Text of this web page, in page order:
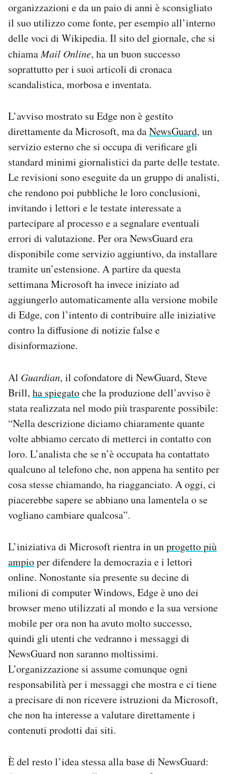
organizzazioni e da un paio di anni è sconsigliato
il suo utilizzo come fonte, per esempio all’interno
delle voci di Wikipedia. Il sito del giornale, che si
chiamaMail Online, ha un buon successo
soprattutto per i suoi articoli di cronaca
scandalistica, morbosa e inventata.
L’avviso mostrato su Edge non è gestito
direttamente da Microsoft, ma daNewsGuard, un
servizio esterno che si occupa di verificare gli
standard minimi giornalistici da parte delle testate.
Le revisioni sono eseguite da un gruppo di analisti,
che rendono poi pubbliche le loro conclusioni,
invitando i lettori e le testate interessate a
partecipare al processo e a segnalare eventuali
errori di valutazione. Per ora NewsGuard era
disponibile come servizio aggiuntivo, da installare
tramite un’estensione. A partire da questa
settimana Microsoft ha invece iniziato ad
aggiungerlo automaticamente alla versione mobile
di Edge, con l’intento di contribuire alle iniziative
contro la diffusione di notizie false e
disinformazione.
Al Guardian, il cofondatore di NewGuard, Steve
Brill, ha spiegatoche la produzione dell’avviso è
stata realizzata nel modo più trasparente possibile:
“Nella descrizione diciamo chiaramente quante
volte abbiamo cercato di metterci in contatto con
loro. L’analista che se n’è occupata ha contattato
qualcuno al telefono che, non appena ha sentito per
cosa stesse chiamando, ha riagganciato. A oggi, ci
piacerebbe sapere se abbiano una lamentela o se
vogliano cambiare qualcosa”.
L’iniziativa di Microsoft rientra in unprogetto più
ampioper difendere la democrazia e i lettori
online. Nonostante sia presente su decine di
milioni di computer Windows, Edge è uno dei
browser meno utilizzati al mondo e la sua versione
mobile per ora non ha avuto molto successo,
quindi gli utenti che vedranno i messaggi di
NewsGuard non saranno moltissimi.
L’organizzazione si assume comunque ogni
responsabilità per i messaggi che mostra e ci tiene
a precisare di non ricevere istruzioni da Microsoft,
che non ha interesse a valutare direttamente i
contenuti prodotti dai siti.
È del resto l’idea stessa alla base di NewsGuard: